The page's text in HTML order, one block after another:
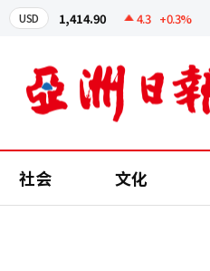
USD 1,414.90 4.3 +0.3%
社会 文化